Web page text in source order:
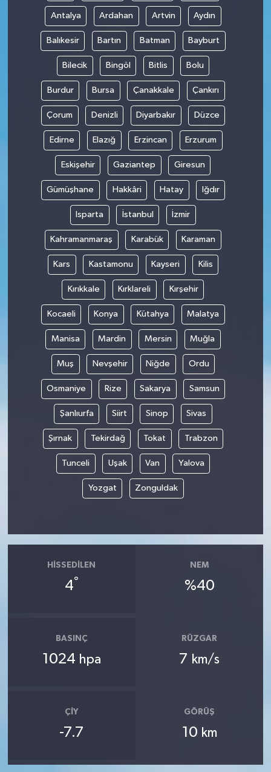
Antalya Ardahan Artvin Aydın
Balıkesir Bartın Batman Bayburt
Bilecik Bingöl Bitlis Bolu
Burdur Bursa Çanakkale Çankırı
Çorum Denizli Diyarbakır Düzce
Edirne Elazığ Erzincan Erzurum
Eskişehir Gaziantep Giresun
Gümüşhane Hakkâri Hatay Iğdır
Isparta İstanbul İzmir
Kahramanmaraş Karabük Karaman
Kars Kastamonu Kayseri Kilis
Kırıkkale Kırklareli Kırşehir
Kocaeli Konya Kütahya Malatya
Manisa Mardin Mersin Muğla
Muş Nevşehir Niğde Ordu
Osmaniye Rize Sakarya Samsun
Şanlıurfa Siirt Sinop Sivas
Şırnak Tekirdağ Tokat Trabzon
Tunceli Uşak Van Yalova
Yozgat Zonguldak
HISSEDILEN
4°
NEM
%40
BASINÇ
1024 hpa
RÜZGAR
7 km/s
ÇIY
-7.7
GÖRÜŞ
10 km